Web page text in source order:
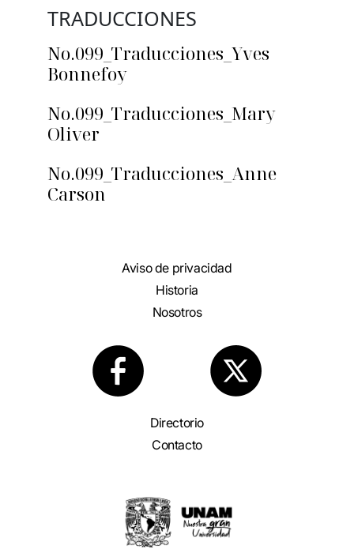
TRADUCCIONES
No.099_Traducciones_Yves
Bonnefoy
No.099_Traducciones_Mary
Oliver
No.099_Traducciones_Anne
Carson
Aviso de privacidad
Historia
Nosotros
Directorio
Contacto